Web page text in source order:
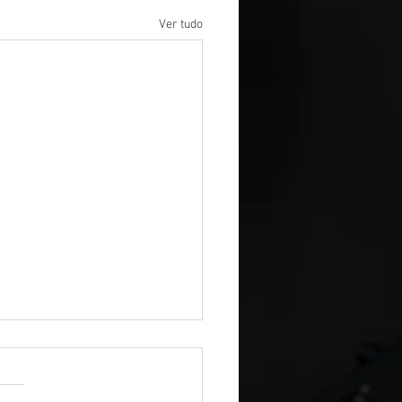
Ver tudo
Técnica — Backup e